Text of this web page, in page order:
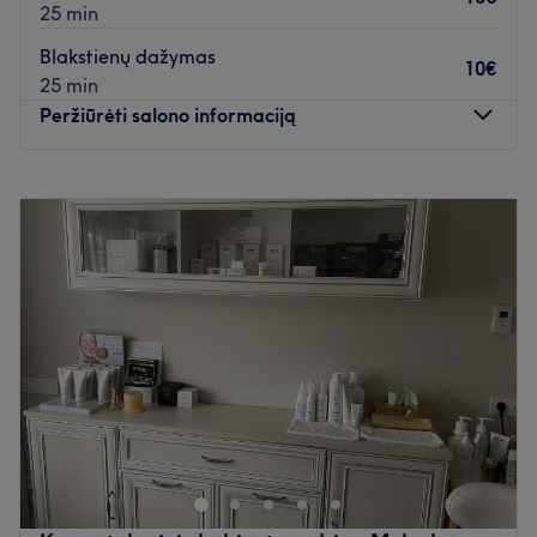
25 min
Blakstienų dažymas
25 min
10€
Peržiūrėti salono informaciją
Antradienis
09:00– 18:00
Trečiadienis
09:00– 18:00
Ketvirtadienis
09:00– 18:00
Penktadienis
09:00–18:00
Sekmadienis
Skirkite šiek tiek laiko sau ir pasirūpinkite savo grožiu
salone Reborn by Indrė, kuri yra įsikūrusi Klaipėdoje.
Blakstienų dažymas, blakstienų laminavimas bei antakių
korekcija - tai tik kelios šio puikaus grožio salono siūlomų
paslaugų.